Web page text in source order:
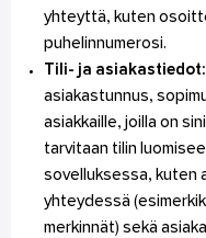
yhteyttä, kuten
puhelinnumerosi.
Tili- ja asiakastiedot:
asiakastunnus,
asiakkaille, joilla on
tarvitaan tilin
sovelluksessa, kuten
yhteydessä
merkinnät) sekä